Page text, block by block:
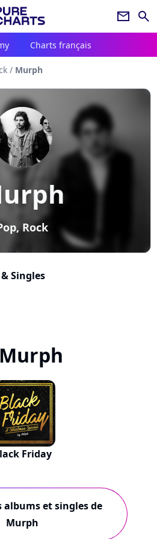
newsletter search
Charts français
/ Murph
Rock
Singles
Friday
albums et singles de
Murph